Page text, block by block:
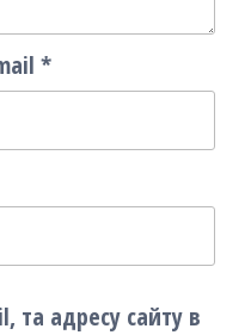
*
та адресу сайту в